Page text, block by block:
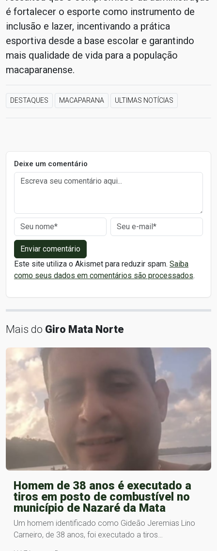
é fortalecer o esporte como instrumento de
inclusão e lazer, incentivando a prática
esportiva desde a base escolar e garantindo
mais qualidade de vida para a população
macaparanense.
DESTAQUES MACAPARANA ULTIMAS NOTÍCIAS
Deixe um comentário
Enviar comentário
Este site utiliza o Akismet para reduzir spam. Saiba
como seus dados em comentários são processados.
Mais do Giro Mata Norte
Homem de 38 anos é executado a
tiros em posto de combustível no
município de Nazaré da Mata
Um homem identificado como Gideão Jeremias Lino
Carneiro, de 38 anos, foi executado a tiros…